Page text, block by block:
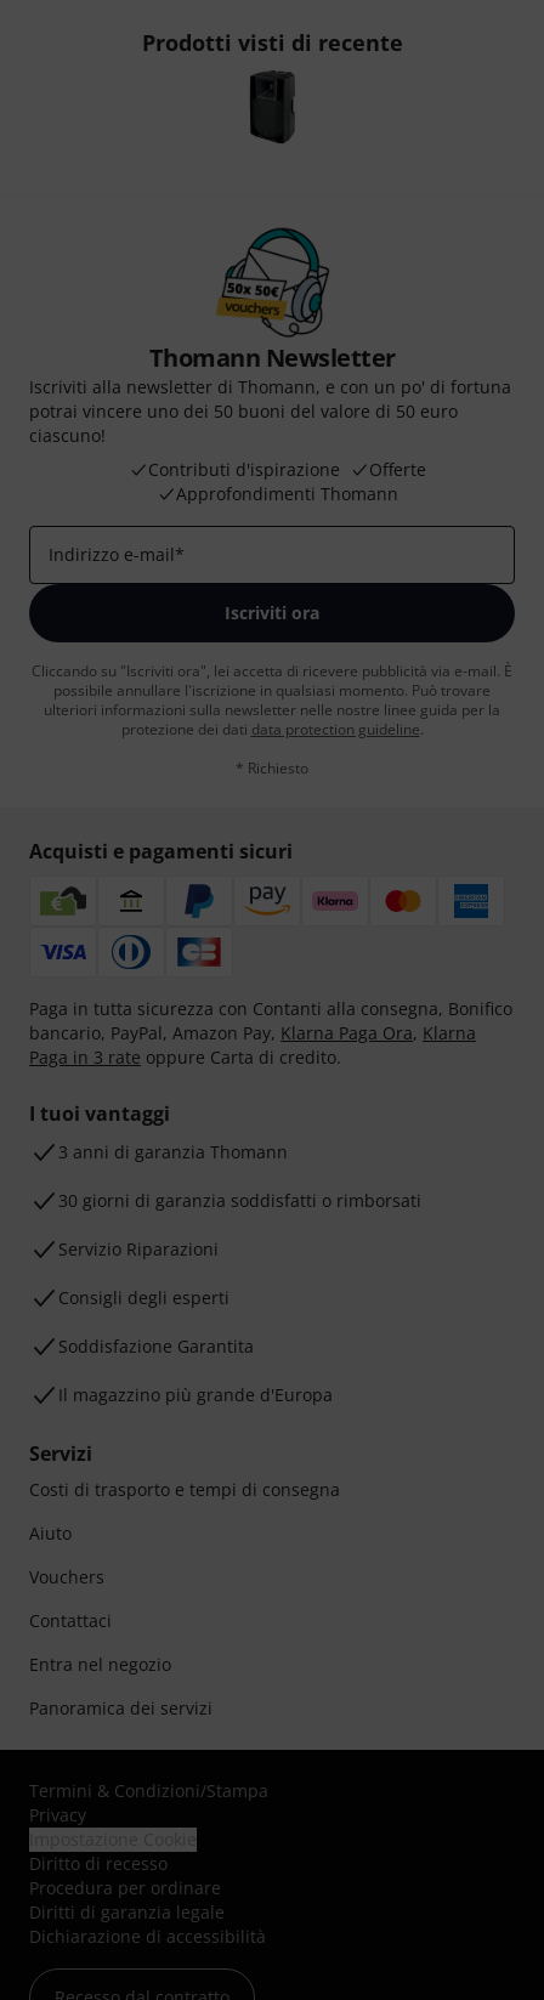
Prodotti visti di recente
Thomann Newsletter
Iscriviti alla newsletter di Thomann, e con un po' di fortuna
potrai vincere uno dei 50 buoni del valore di 50 euro
ciascuno!
Contributi d'ispirazione
Offerte
Approfondimenti Thomann
Indirizzo e-mail*
Iscriviti ora
Cliccando su "Iscriviti ora", lei accetta di ricevere pubblicità via e-mail. È
possibile annullare l'iscrizione in qualsiasi momento. Può trovare
ulteriori informazioni sulla newsletter nelle nostre linee guida per la
protezione dei dati data protection guideline.
* Richiesto
Acquisti e pagamenti sicuri
Paga in tutta sicurezza con Contanti alla consegna, Bonifico
bancario, PayPal, Amazon Pay, Klarna Paga Ora, Klarna
Paga in 3 rate oppure Carta di credito.
I tuoi vantaggi
3 anni di garanzia Thomann
30 giorni di garanzia soddisfatti o rimborsati
Servizio Riparazioni
Consigli degli esperti
Soddisfazione Garantita
Il magazzino più grande d'Europa
Servizi
Costi di trasporto e tempi di consegna
Aiuto
Vouchers
Contattaci
Entra nel negozio
Panoramica dei servizi
Termini & Condizioni/Stampa
Privacy
Diritto di recesso
Procedura per ordinare
Diritti di garanzia legale
Dichiarazione di accessibilità